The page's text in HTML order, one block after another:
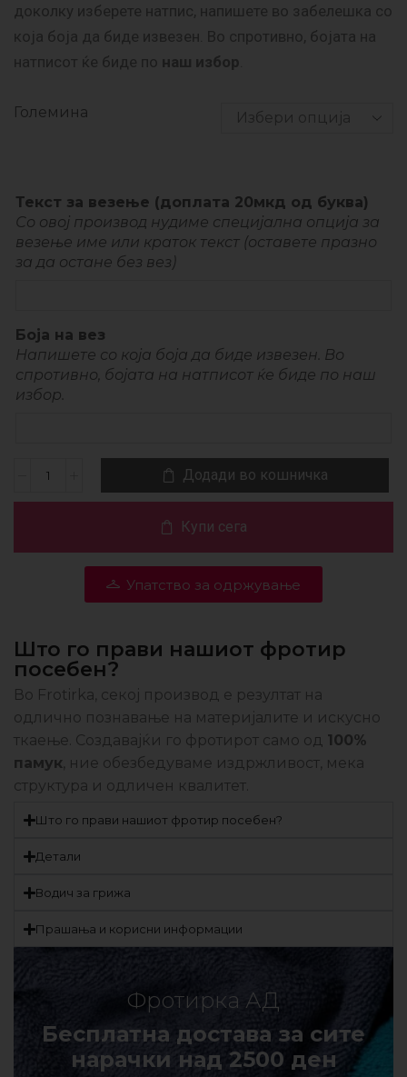
доколку изберете натпис, напишете во забелешка со
која боја да биде извезен. Во спротивно, бојата на
натписот ќе биде по наш избор
Големина
Текст за везење (доплата 20мкд од буква)
Со овој производ нудиме специјална опција за
везење име или краток текст (оставете празно
за да остане без вез)
Боја на вез
Напишете со која боја да биде извезен. Во
спротивно, бојата на натписот ќе биде по наш
избор.
Додади во кошничка
Купи сега
Упатство за одржување
Што го прави нашиот фротир
посебен?
Во Frotirka, секој производ е резултат на
одлично познавање на материјалите и искусно
ткаење. Создавајќи го фротирот само од 100%
памук, ние обезбедуваме издржливост, мека
структура и одличен квалитет.
Што го прави нашиот фротир посебен?
Детали
Водич за грижа
Прашања и корисни информации
Фротирка АД
Бесплатна достава за сите
нарачки над 2500 ден